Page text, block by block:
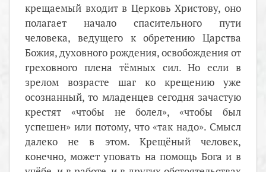
крещаемый входит в Церковь Христову, оно
полагает начало спасительного пути
человека, ведущего к обретению Царства
Божия, духовного рождения, освобождения от
греховного плена тёмных сил. Но если в
зрелом возрасте шаг ко крещению уже
осознанный, то младенцев сегодня зачастую
крестят «чтобы не болел», «чтобы был
успешен» или потому, что «так надо». Смысл
далеко не в этом. Крещёный человек,
конечно, может уповать на помощь Бога и в